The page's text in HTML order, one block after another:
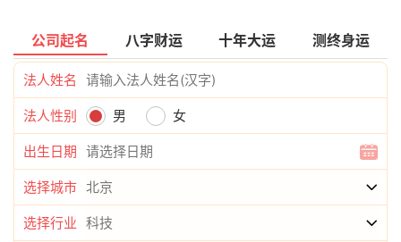
公司起名 八字财运 十年大运 测终身运
法人姓名
法人性别 男 女
出生日期
选择城市
选择行业